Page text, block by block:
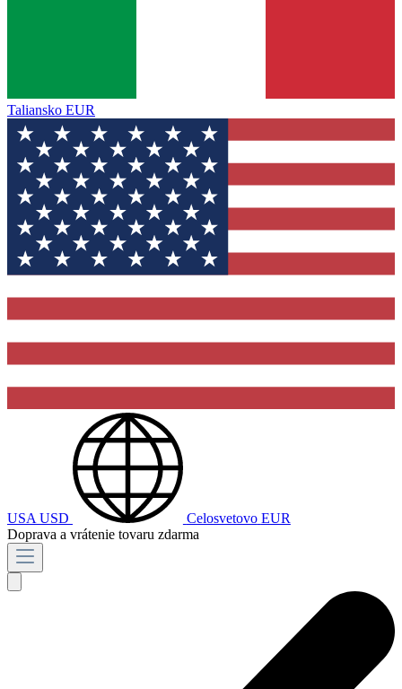
Taliansko EUR
USA USD Celosvetovo EUR
Doprava a vrátenie tovaru zdarma